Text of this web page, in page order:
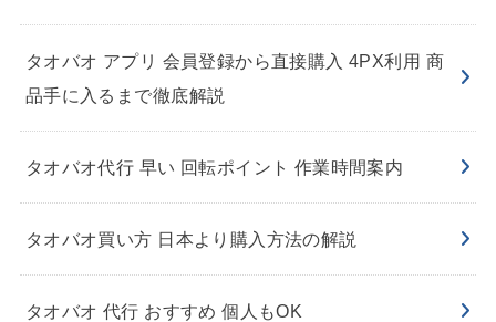
タオバオ アプリ 会員登録から直接購入 4PX利用 商
品手に入るまで徹底解説
タオバオ代行 早い 回転ポイント 作業時間案内
タオバオ買い方 日本より購入方法の解説
タオバオ 代行 おすすめ 個人もOK